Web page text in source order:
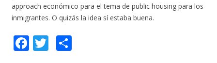
approach económico para el tema de public housing para los
inmigrantes. O quizás la idea sí estaba buena.
F T